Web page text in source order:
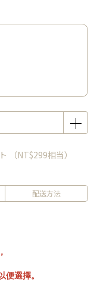
（NT$299相当）
配送方法
便選擇。